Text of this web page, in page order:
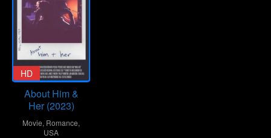
HD
About Him &
Her (2023)
Movie, Romance,
USA